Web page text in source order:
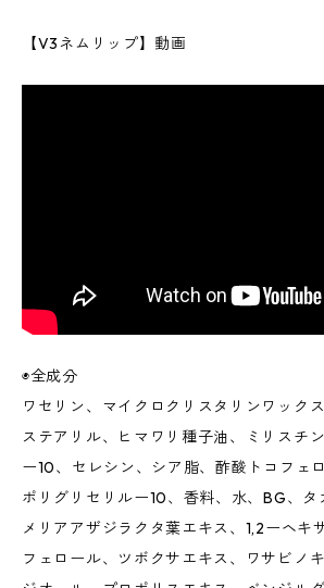
【V3ネムリップ】動画
◉全成分
ワセリン、マイクロクリスタリンワック
ステアリル、ヒマワリ種子油、ミリスチ
ー10、セレシン、シア脂、酢酸トコフェ
ポリグリセリルー10、香料、水、BG、タ
メリアアザジラクタ葉エキス、1,2ーヘキ
フェロール、ツボクサエキス、ワサビノ